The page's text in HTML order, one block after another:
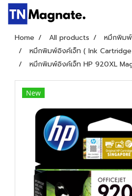
Home All products
หมึกพิม
หมึกพิมพ์อิงค์เจ็ท ( Ink
หมึกพิมพ์อิงค์เจ็ท HP 920XL
New